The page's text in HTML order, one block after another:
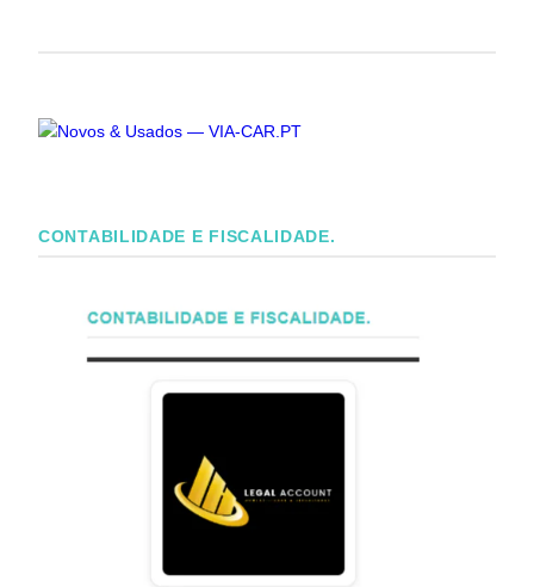
CONTABILIDADE E FISCALIDADE.